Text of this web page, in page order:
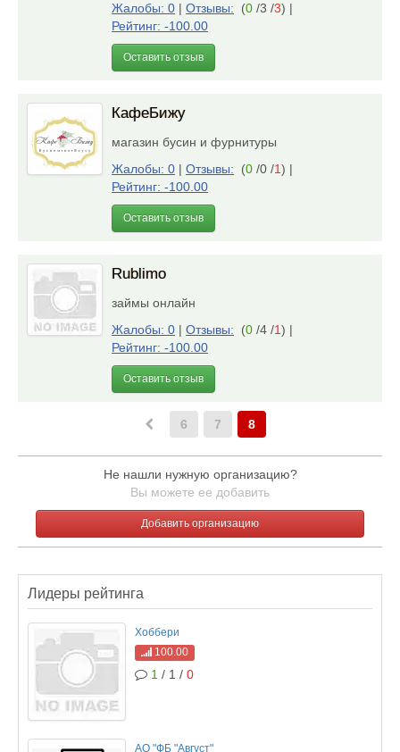
Жалобы: 0 | Отзывы: (0 /3 /3) |
Рейтинг: -100.00
Оставить отзыв
КафеБижу
магазин бусин и фурнитуры
Жалобы: 0 | Отзывы: (0 /0 /1) |
Рейтинг: -100.00
Оставить отзыв
Rublimo
займы онлайн
Жалобы: 0 | Отзывы: (0 /4 /1) |
Рейтинг: -100.00
Оставить отзыв
6 7 8
Не нашли нужную организацию?
Вы можете ее добавить
Добавить организацию
Лидеры рейтинга
Хоббери
100.00
1 / 1 / 0
АО "ФБ "Август"